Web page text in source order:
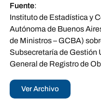
Fuente:
Instituto de Estadística y
Autónoma de Buenos
de Ministros – GCBA)
Subsecretaría de Gestión
General de Registro de
Ver Archivo